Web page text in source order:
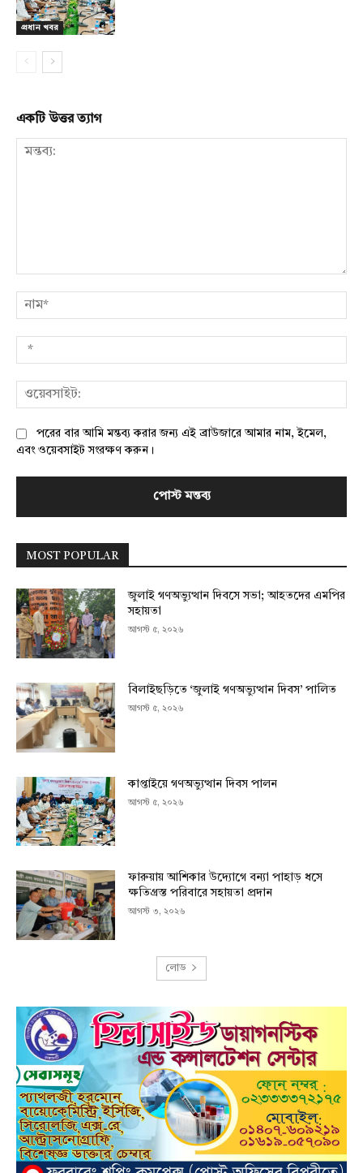
প্রধান খবর
একটি উত্তর ত্যাগ
পরের বার আমি মন্তব্য করার জন্য এই ব্রাউজারে আমার নাম, ইমেল,
এবং ওয়েবসাইট সংরক্ষণ করুন।
MOST POPULAR
জুলাই গণঅভ্যুত্থান দিবসে সভা; আহতদের এমপির
সহায়তা
আগস্ট ৫, ২০২৬
বিলাইছড়িতে ‘জুলাই গণঅভ্যুত্থান দিবস’ পালিত
আগস্ট ৫, ২০২৬
কাপ্তাইয়ে গণঅভ্যুত্থান দিবস পালন
আগস্ট ৫, ২০২৬
ফারুয়ায় আশিকার উদ্যোগে বন্যা পাহাড় ধসে
ক্ষতিগ্রস্ত পরিবারে সহায়তা প্রদান
আগস্ট ৩, ২০২৬
লোড